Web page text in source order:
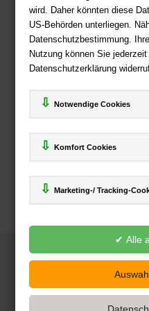
wird. Daher könnten diese
US-Behörden unterliegen.
Datenschutzbestimmung.
Nutzung können Sie
Datenschutzerklärung
Notwendige Cookies
Komfort Cookies
Marketing-/ Tracking-
Zahlweisen
Deutsche-
www.deutsche-
Handelsgesellschaft
Powered by Inooga